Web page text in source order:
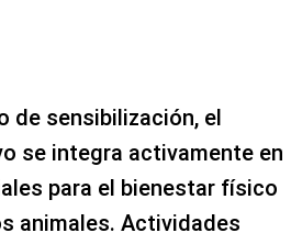
de sensibilización, el
se integra activamente en
para el bienestar físico
animales. Actividades